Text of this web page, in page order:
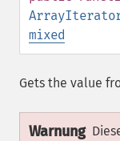
mixed
Gets the value
Warnung